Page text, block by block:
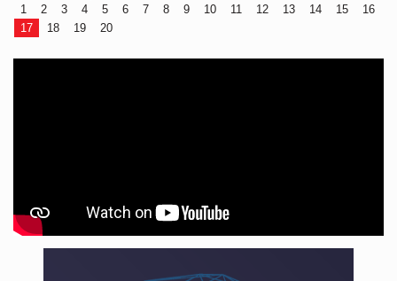
1 2 3 4 5 6 7 8 9 10 11 12 13 14 15
16
17
18 19 20